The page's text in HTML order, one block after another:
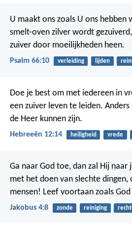
U maakt ons zoals U ons hebben
smelt-oven zilver wordt gezuiverd,
zuiver door moeilijkheden heen.
Psalm 66:10 verleiding lijden
Doe je best om met iedereen in
een zuiver leven te leiden.
de Heer kunnen zijn.
Hebreeën 12:14 heiligheid vrede
Ga naar God toe, dan zal Hij
met het doen van slechte dingen,
mensen! Leef voortaan zoals
Jakobus 4:8 zonde reiniging